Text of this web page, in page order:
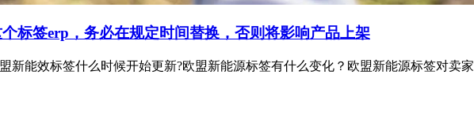
标签erp，务必在规定时间替换，否则将影响产品上架
新能效标签什么时候开始更新?欧盟新能源标签有什么变化？欧盟新能源标签对卖